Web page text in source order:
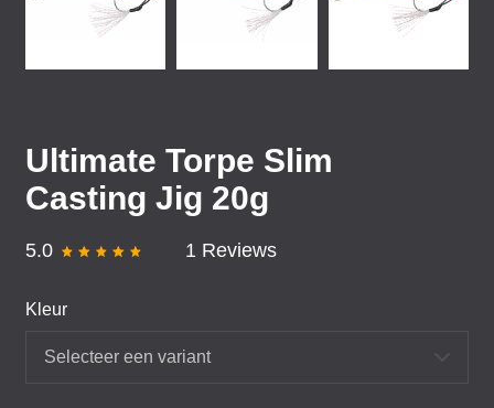
Ultimate Torpe Slim
Casting Jig 20g
5.0 1 Reviews
Kleur
Selecteer een variant